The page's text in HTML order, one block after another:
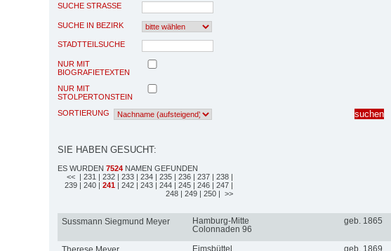
SUCHE STRASSE
SUCHE IN BEZIRK
STADTTEILSUCHE
NUR MIT
BIOGRAFIETEXTEN
NUR MIT
STOLPERTONSTEIN
SORTIERUNG
SIE HABEN GESUCHT:
ES WURDEN 7524 NAMEN GEFUNDEN
<< | 231 | 232 | 233 | 234 | 235 | 236 | 237 | 238 |
239 | 240 | 241 | 242 | 243 | 244 | 245 | 246 | 247 |
248 | 249 | 250 | >>
Sussmann Siegmund Meyer
Hamburg-Mitte
Colonnaden 96
geb. 1865
Eimsbüttel
geb. 1869